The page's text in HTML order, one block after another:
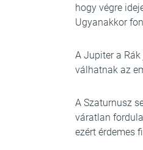
hogy végre
Ugyanakkor
A Jupiter a
válhatnak az
A Szaturnusz
váratlan
ezért érdemes